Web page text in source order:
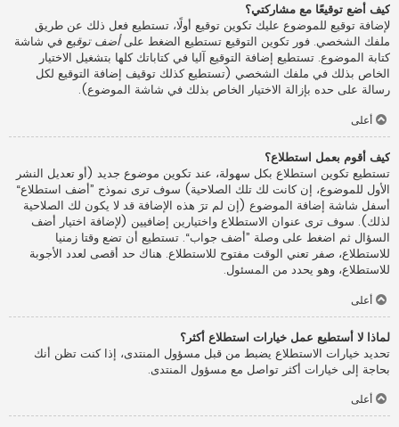
كيف أضع توقيعًا مع مشاركتي؟
لإضافة توقيع للموضوع عليك تكوين توقيع أولًا، تستطيع فعل ذلك عن طريق
ملفك الشخصي. فور تكوين التوقيع تستطيع الضغط علىأضف توقيع في شاشة
كتابة الموضوع. تستطيع إضافة التوقيع آليا في كتاباتك كلها بتشغيل الاختيار
الخاص بذلك في ملفك الشخصي (تستطيع كذلك توقيف إضافة التوقيع لكل
رسالة على حده بإزالة الاختيار الخاص بذلك في شاشة الموضوع).
أعلى
كيف أقوم بعمل استطلاع؟
تستطيع تكوين استطلاع بكل سهولة، عند تكوين موضوع جديد (أو تعديل النشر
الأول للموضوع، إن كانت لك تلك الصلاحية) سوف ترى نموذج ”أضف استطلاع“
أسفل شاشة إضافة الموضوع (إن لم ترَ هذه الإضافة قد لا يكون لك الصلاحية
لذلك). سوف ترى عنوان الاستطلاع واختيارين إضافيين (لإضافة اختيار أضف
السؤال ثم اضغط على وصلة ”أضف جواب“. تستطيع أن تضع وقتا زمنيا
للاستطلاع، صفر تعني الوقت مفتوح للاستطلاع. هناك حد أقصى لعدد الأجوبة
للاستطلاع، وهو يحدد من المسئول.
أعلى
لماذا لا أستطيع عمل خيارات استطلاع أكثر؟
تحديد خيارات الاستطلاع يضبط من قبل مسؤول المنتدى، إذا كنت تظن أنك
بحاجة إلى خيارات أكثر تواصل مع مسؤول المنتدى.
أعلى